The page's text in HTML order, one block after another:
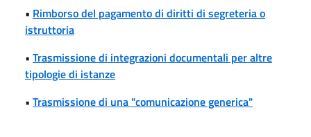
• Rimborso del pagamento di diritti di segreteria o
istruttoria
• Trasmissione di integrazioni documentali per altre
tipologie di istanze
• Trasmissione di una "comunicazione generica"